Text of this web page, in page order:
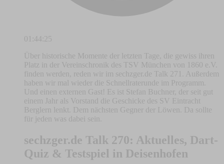
01:44:25
Über historische Momente der letzten Tage, die gewiss ihren
Platz in der Vereinschronik des TSV München von 1860 e.V.
finden werden, reden wir im sechzger.de Talk 271. Außerdem
haben wir mal wieder die Schnellraterunde im Programm.
Und einen externen Gast! Es ist Stefan Buchner, der seit gut
einem Jahr als Vorstand die Geschicke des SV Eintracht
Berglern lenkt. Dem nächsten Gegner der Löwen. Da sollte
für jeden was dabei sein.
sechzger.de Talk 270: Aktuelles, Dart-
Quiz & Testspiel in Deisenhofen